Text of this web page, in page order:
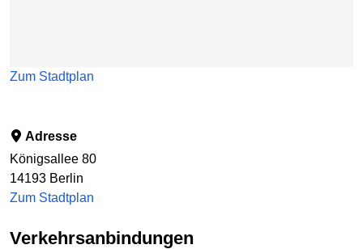
Zum Stadtplan
Adresse
Königsallee 80
14193 Berlin
Zum Stadtplan
Verkehrsanbindungen